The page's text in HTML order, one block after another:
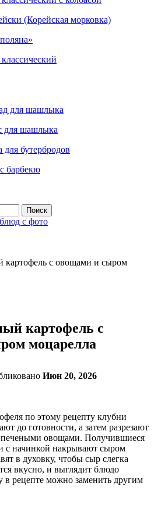
(Корейская морковка)
для шашлыка
для шашлыка
для бутербродов
барбекю
с фото
с овощами и сыром
картофель с
моцарелла
Июн 20, 2026
по этому рецепту клубни
до готовности, а затем разрезают
овощами. Получившиеся
с начинкой накрывают сыром
в духовку, чтобы сыр слегка
вкусно, и выглядит блюдо
в рецепте можно заменить другим